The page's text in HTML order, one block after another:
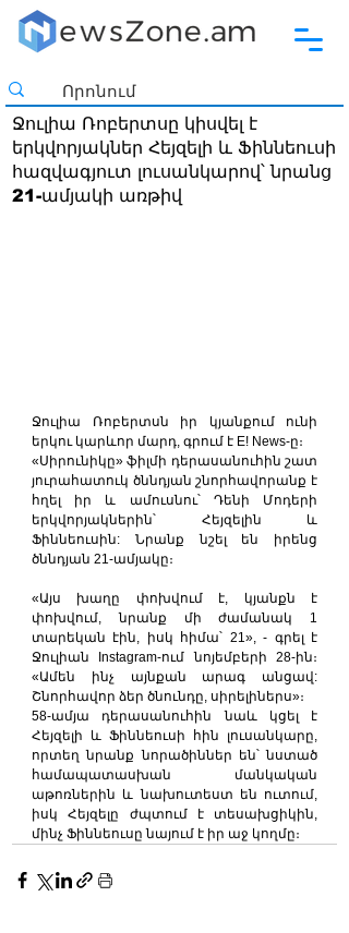
Ջուլիա Ռոբերտսը կիսվել է
երկվորյակներ Հեյզելի և Ֆիննեուսի
հազվագյուտ լուսանկարով՝ նրանց
21-ամյակի առթիվ
Ջուլիա Ռոբերտսն իր կյանքում ունի
երկու կարևոր մարդ, գրում է E! News-ը։
«Սիրունիկը» ֆիլմի դերասանուհին շատ
յուրահատուկ ծննդյան շնորհավորանք է
հղել իր և ամուսնու՝ Դենի Մոդերի
երկվորյակներին՝ Հեյզելին և
Ֆիննեուսին: Նրանք նշել են իրենց
ծննդյան 21-ամյակը։
«Այս խաղը փոխվում է, կյանքն է
փոխվում, նրանք մի ժամանակ 1
տարեկան էին, իսկ հիմա՝ 21», - գրել է
Ջուլիան Instagram-ում նոյեմբերի 28-ին։
«Ամեն ինչ այնքան արագ անցավ:
Շնորհավոր ձեր ծնունդը, սիրելիներս»։
58-ամյա դերասանուհին նաև կցել է
Հեյզելի և Ֆիննեուսի հին լուսանկարը,
որտեղ նրանք նորածիններ են՝ նստած
համապատասխան մանկական
աթոռներին և նախուտեստ են ուտում,
իսկ Հեյզելը ժպտում է տեսախցիկին,
մինչ Ֆիննեուսը նայում է իր աջ կողմը։